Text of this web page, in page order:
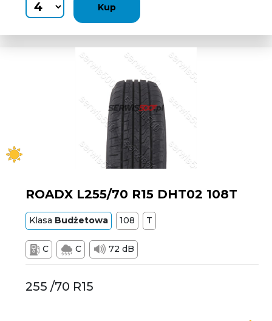
Kup
ROADX L255/70 R15 DHT02 108T
Klasa Budżetowa 108 T
C C 72 dB
255 /70 R15